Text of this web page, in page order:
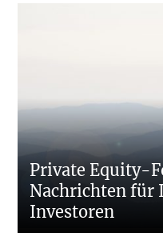
Private Equity-
Nachrichten
Investoren